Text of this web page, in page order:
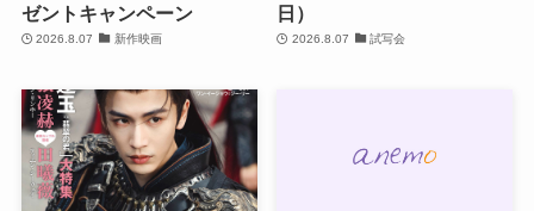
ゼントキャンペーン
2026.8.07 新作映画
日）
2026.8.07 試写会